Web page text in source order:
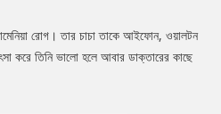
রোগ। তার চাচা তাকে আইফোন, ওয়ালটন
করে তিনি ভালো হলে আবার ডাক্তারের কাছে
ফিরে আসলে আমাকেও একটা ট্যাবলেট এনে